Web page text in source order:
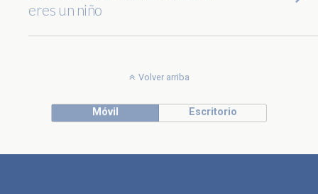
eres un niño
Volver arriba
Móvil Escritorio